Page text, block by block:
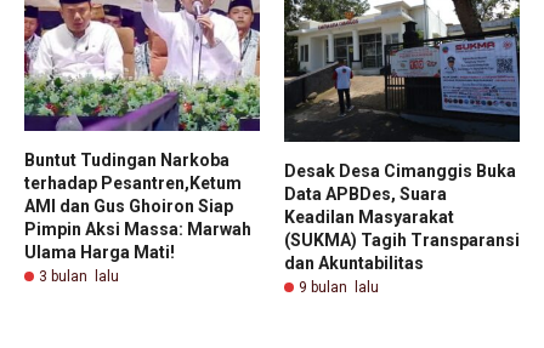
Buntut Tudingan Narkoba
terhadap Pesantren,Ketum
AMI dan Gus Ghoiron Siap
Pimpin Aksi Massa: Marwah
Ulama Harga Mati!
3 bulan lalu
Desak Desa Cimanggis Buka
Data APBDes, Suara
Keadilan Masyarakat
(SUKMA) Tagih Transparansi
dan Akuntabilitas
9 bulan lalu